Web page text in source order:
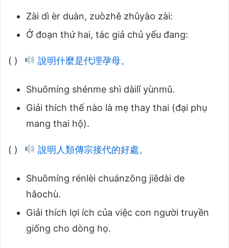
Zài dì èr duàn, zuòzhě zhǔyào zài:
Ở đoạn thứ hai, tác giả chủ yếu đang:
( ) 說明什麼是代理孕母。
Shuōmíng shénme shì dàilǐ yùnmǔ.
Giải thích thế nào là mẹ thay thai (đại phụ
mang thai hộ).
( ) 說明人類傳宗接代的好處。
Shuōmíng rénlèi chuánzōng jiēdài de
hǎochù.
Giải thích lợi ích của việc con người truyền
giống cho dòng họ.